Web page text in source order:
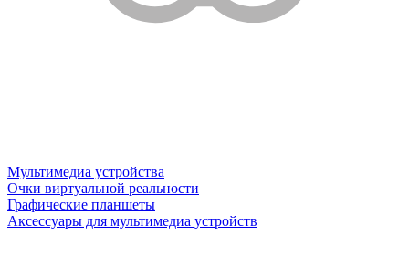
Мультимедиа устройства
Очки виртуальной реальности
Графические планшеты
Аксессуары для мультимедиа устройств